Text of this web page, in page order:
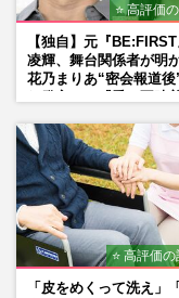
⭐ 高評価
【独自】元『
凌輝、舞台関係者が明
花乃まりあ“密会報道後
⭐ 高評価
「皮をめくって洗え」